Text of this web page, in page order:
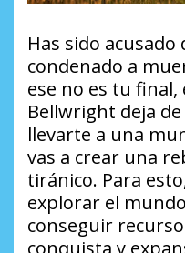
Has sido acusado
condenado a
ese no es tu
Bellwright deja
llevarte a una
vas a crear una
tiránico. Para
explorar el
conseguir